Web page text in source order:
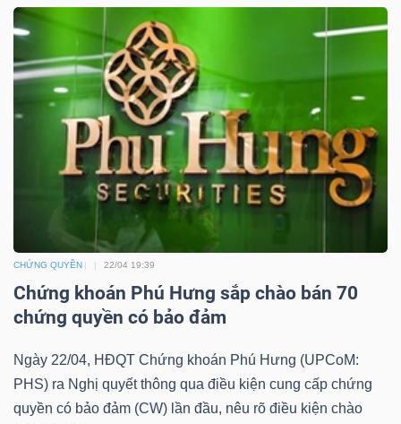
CHỨNG QUYỀN 22/04 19:39
Chứng khoán Phú Hưng sắp chào bán 70
chứng quyền có bảo đảm
Ngày 22/04, HĐQT Chứng khoán Phú Hưng (UPCoM:
PHS) ra Nghị quyết thông qua điều kiện cung cấp chứng
quyền có bảo đảm (CW) lần đầu, nêu rõ điều kiện chào
YẾU
TIÊU
DÙNG
THIẾT
CHĂM
SÓC
SỨC
KHỎE